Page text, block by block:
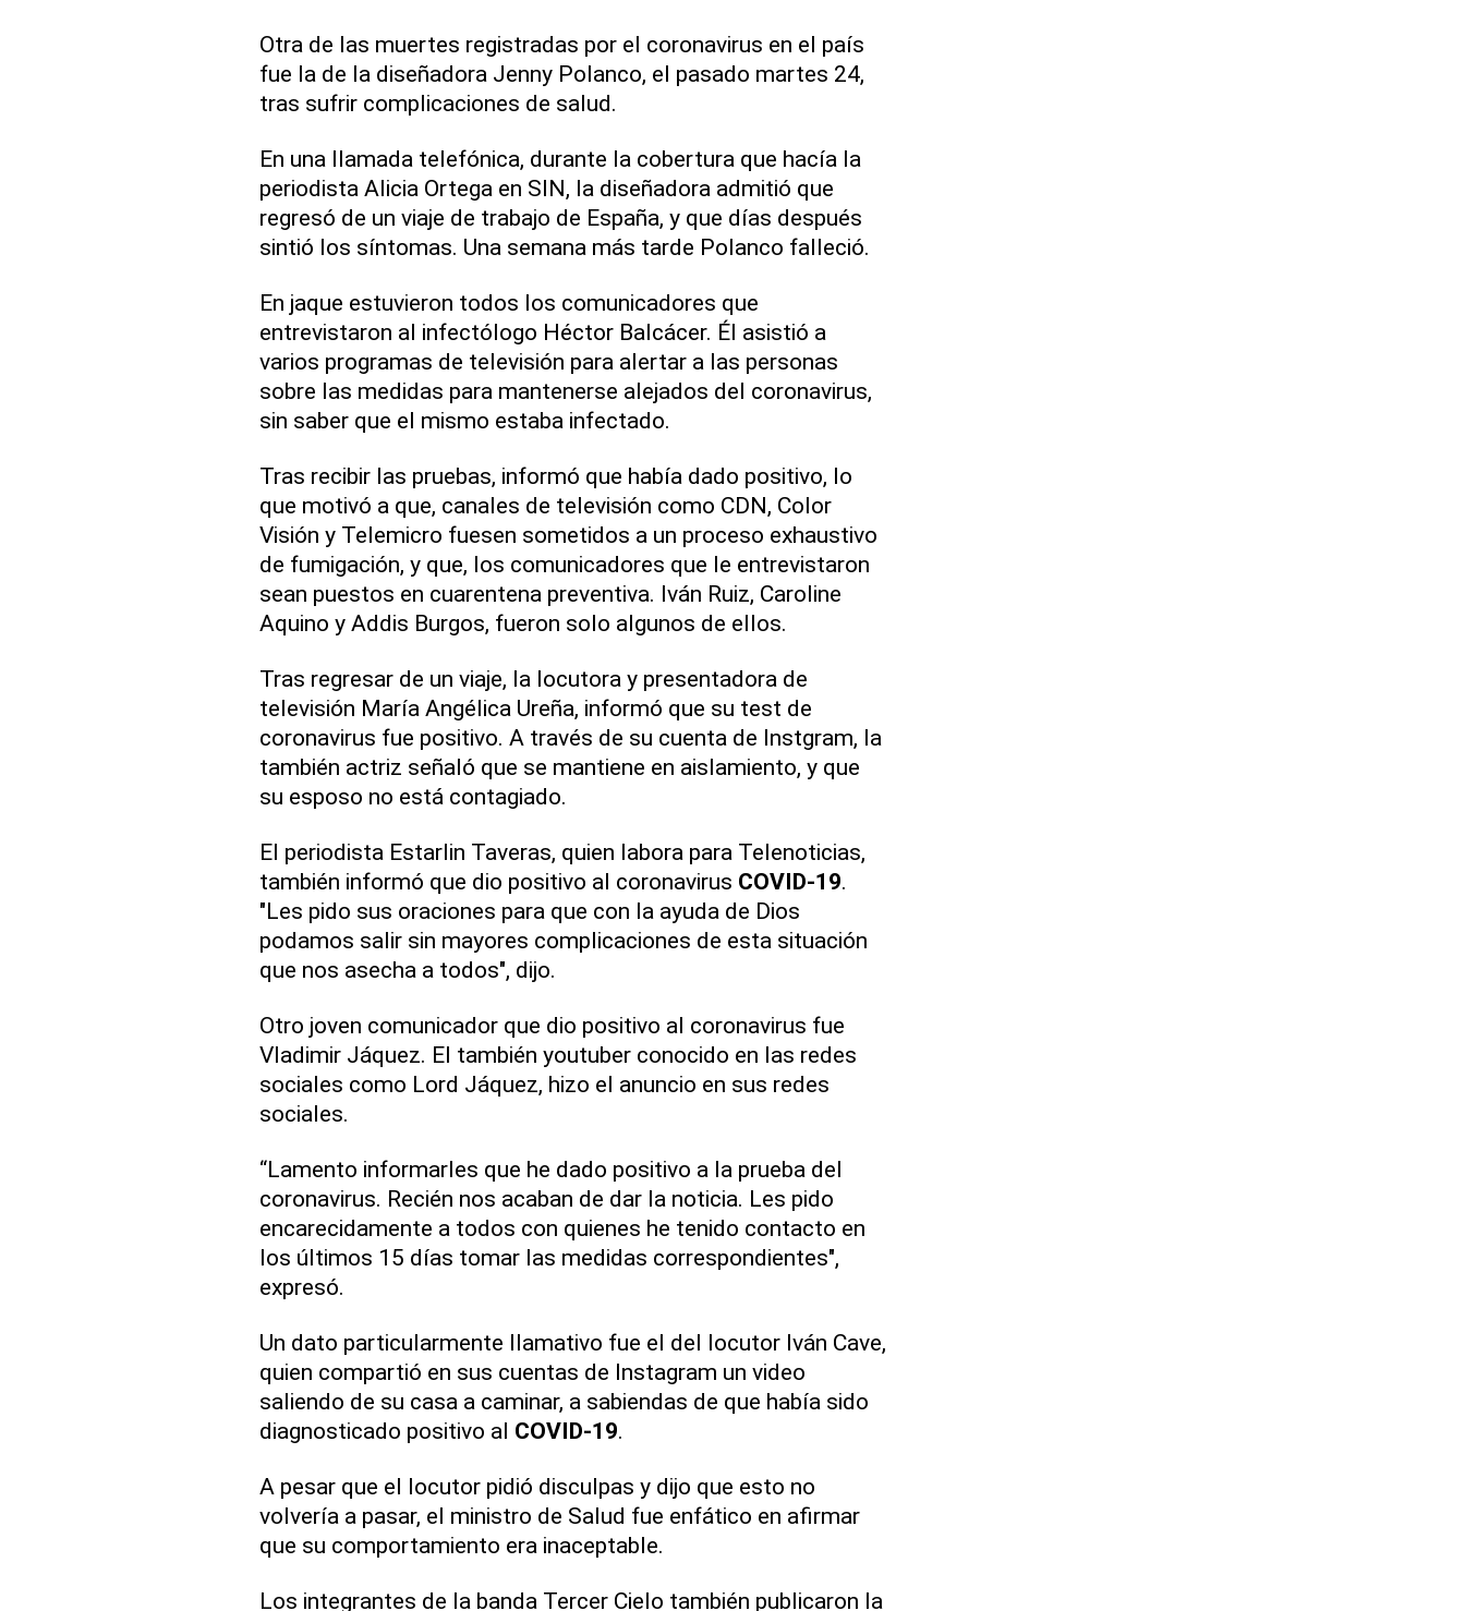
Otra de las muertes registradas por el coronavirus en el país
fue la de la diseñadora Jenny Polanco, el pasado martes 24,
tras sufrir complicaciones de salud.
En una llamada telefónica, durante la cobertura que hacía la
periodista Alicia Ortega en SIN, la diseñadora admitió que
regresó de un viaje de trabajo de España, y que días después
sintió los síntomas. Una semana más tarde Polanco falleció.
En jaque estuvieron todos los comunicadores que
entrevistaron al infectólogo Héctor Balcácer. Él asistió a
varios programas de televisión para alertar a las personas
sobre las medidas para mantenerse alejados del coronavirus,
sin saber que el mismo estaba infectado.
Tras recibir las pruebas, informó que había dado positivo, lo
que motivó a que, canales de televisión como CDN, Color
Visión y Telemicro fuesen sometidos a un proceso exhaustivo
de fumigación, y que, los comunicadores que le entrevistaron
sean puestos en cuarentena preventiva. Iván Ruiz, Caroline
Aquino y Addis Burgos, fueron solo algunos de ellos.
Tras regresar de un viaje, la locutora y presentadora de
televisión María Angélica Ureña, informó que su test de
coronavirus fue positivo. A través de su cuenta de Instgram, la
también actriz señaló que se mantiene en aislamiento, y que
su esposo no está contagiado.
El periodista Estarlin Taveras, quien labora para Telenoticias,
también informó que dio positivo al coronavirus COVID-19.
"Les pido sus oraciones para que con la ayuda de Dios
podamos salir sin mayores complicaciones de esta situación
que nos asecha a todos", dijo.
Otro joven comunicador que dio positivo al coronavirus fue
Vladimir Jáquez. El también youtuber conocido en las redes
sociales como Lord Jáquez, hizo el anuncio en sus redes
sociales.
“Lamento informarles que he dado positivo a la prueba del
coronavirus. Recién nos acaban de dar la noticia. Les pido
encarecidamente a todos con quienes he tenido contacto en
los últimos 15 días tomar las medidas correspondientes",
expresó.
Un dato particularmente llamativo fue el del locutor Iván Cave,
quien compartió en sus cuentas de Instagram un video
saliendo de su casa a caminar, a sabiendas de que había sido
diagnosticado positivo al COVID-19.
A pesar que el locutor pidió disculpas y dijo que esto no
volvería a pasar, el ministro de Salud fue enfático en afirmar
que su comportamiento era inaceptable.
Los integrantes de la banda Tercer Cielo también publicaron la